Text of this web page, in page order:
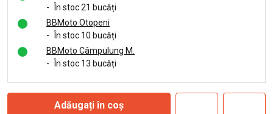
-
În stoc 21 bucăți
BBMoto Otopeni
-
În stoc 10 bucăți
BBMoto Câmpulung M.
-
În stoc 13 bucăți
Adăugați în coș